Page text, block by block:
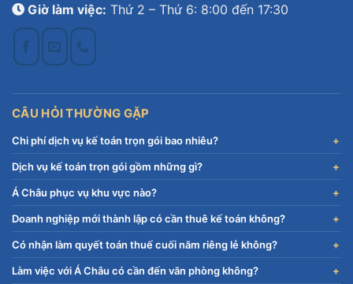
Giờ làm việc: Thứ 2 – Thứ 6: 8:00 đến 17:30
CÂU HỎI THƯỜNG GẶP
Chi phí dịch vụ kế toán trọn gói bao nhiêu?
Dịch vụ kế toán trọn gói gồm những gì?
Á Châu phục vụ khu vực nào?
Doanh nghiệp mới thành lập có cần thuê kế toán không?
Có nhận làm quyết toán thuế cuối năm riêng lẻ không?
Làm việc với Á Châu có cần đến văn phòng không?